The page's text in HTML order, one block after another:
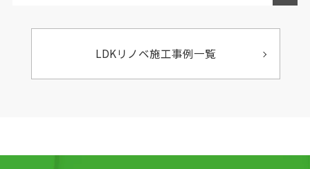
LDKリノベ施工事例一覧